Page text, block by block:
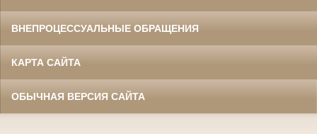
ВНЕПРОЦЕССУАЛЬНЫЕ ОБРАЩЕНИЯ
КАРТА САЙТА
ОБЫЧНАЯ ВЕРСИЯ САЙТА